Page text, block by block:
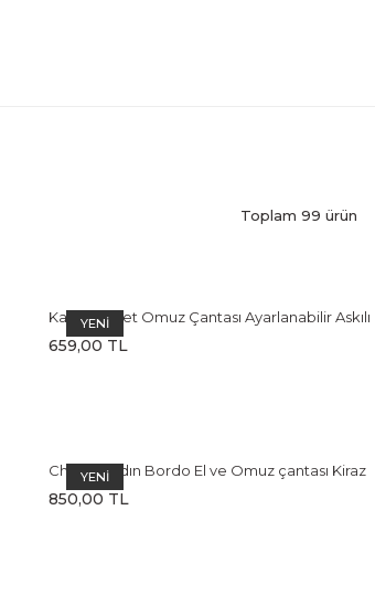
Toplam 99 ürün
YENİ
Kadın Baget Omuz Çantası Ayarlanabilir Askılı
Bordo Çanta
659,00 TL
YENİ
Cherry Kadın Bordo El ve Omuz çantası Kiraz
Charm Aksesuarlı
850,00 TL